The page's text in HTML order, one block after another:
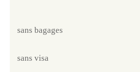
sans bagages
sans visa